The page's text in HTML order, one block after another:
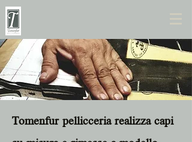
Tomenfur pellicceria realizza capi